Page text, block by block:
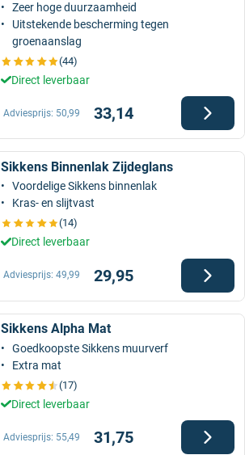
Zeer hoge duurzaamheid
Uitstekende bescherming tegen
groenaanslag
(44)
Direct leverbaar
33,14
Adviesprijs: 50,99
Sikkens Binnenlak Zijdeglans
Voordelige Sikkens binnenlak
Kras- en slijtvast
(14)
Direct leverbaar
29,95
Adviesprijs: 49,99
Sikkens Alpha Mat
Goedkoopste Sikkens muurverf
Extra mat
(17)
Direct leverbaar
31,75
Adviesprijs: 55,49